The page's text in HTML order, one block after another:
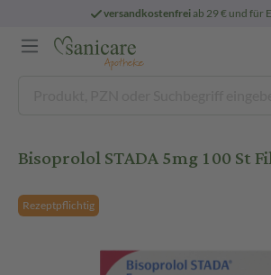
versandkostenfreiab 29 € und für
Bisoprolol STADA 5mg 100 St
Rezeptpflichtig